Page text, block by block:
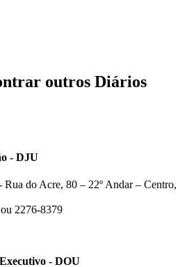
outros Diários
- DJU
do Acre, 80 – 22º Andar – Centro,
2276-8379
- DOU